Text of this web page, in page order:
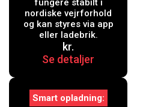
fungere stabilt i
nordiske vejrforhold
og kan styres via app
eller ladebrik.
kr.
Se detaljer
Smart opladning